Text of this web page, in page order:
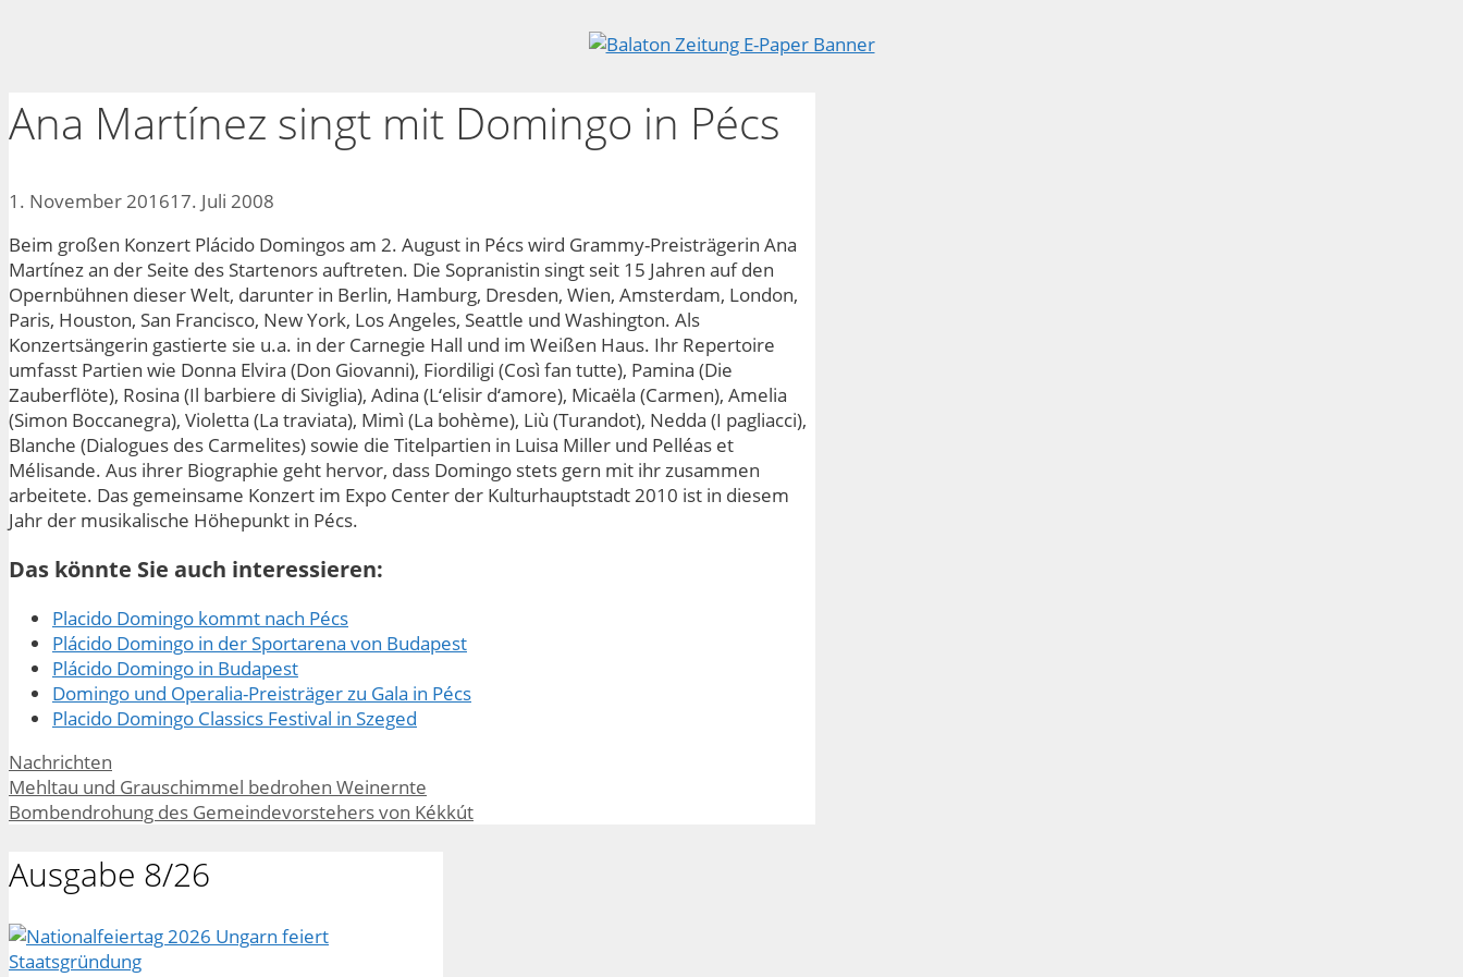
Ana Martínez singt mit Domingo in Pécs
1. November 201617. Juli 2008
Beim großen Konzert Plácido Domingos am 2. August in Pécs wird Grammy-Preisträgerin Ana
Martínez an der Seite des Startenors auftreten. Die Sopranistin singt seit 15 Jahren auf den
Opernbühnen dieser Welt, darunter in Berlin, Hamburg, Dresden, Wien, Amsterdam, London,
Paris, Houston, San Francisco, New York, Los Angeles, Seattle und Washington. Als
Konzertsängerin gastierte sie u.a. in der Carnegie Hall und im Weißen Haus. Ihr Repertoire
umfasst Partien wie Donna Elvira (Don Giovanni), Fiordiligi (Così fan tutte), Pamina (Die
Zauberflöte), Rosina (Il barbiere di Siviglia), Adina (L‘elisir d‘amore), Micaëla (Carmen), Amelia
(Simon Boccanegra), Violetta (La traviata), Mimì (La bohème), Liù (Turandot), Nedda (I pagliacci),
Blanche (Dialogues des Carmelites) sowie die Titelpartien in Luisa Miller und Pelléas et
Mélisande. Aus ihrer Biographie geht hervor, dass Domingo stets gern mit ihr zusammen
arbeitete. Das gemeinsame Konzert im Expo Center der Kulturhauptstadt 2010 ist in diesem
Jahr der musikalische Höhepunkt in Pécs.
Das könnte Sie auch interessieren:
Placido Domingo kommt nach Pécs
Plácido Domingo in der Sportarena von Budapest
Plácido Domingo in Budapest
Domingo und Operalia-Preisträger zu Gala in Pécs
Placido Domingo Classics Festival in Szeged
Kategorien
Nachrichten
Mehltau und Grauschimmel bedrohen Weinernte
Bombendrohung des Gemeindevorstehers von Kékkút
Ausgabe 8/26